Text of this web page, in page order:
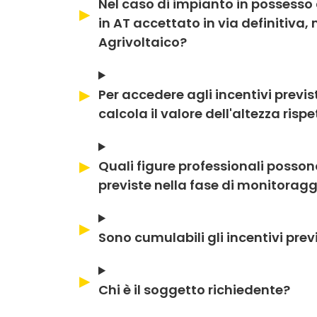
Nel caso di impianto in
in AT accettato in via definitiva,
Agrivoltaico?
Per accedere agli incentivi
calcola il valore dell'altezza
Quali figure professionali
previste nella fase di
Sono cumulabili gli incentivi
Chi è il soggetto richiedente?